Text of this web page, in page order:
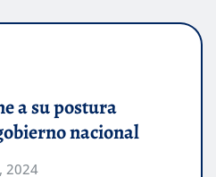
a su postura
nacional
2024